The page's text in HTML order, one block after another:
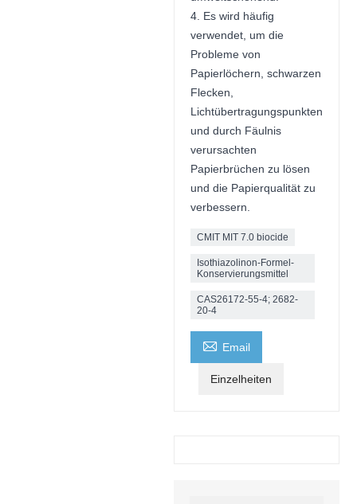
4. Es wird häufig
verwendet, um die
Probleme von
Papierlöchern, schwarzen
Flecken,
Lichtübertragungspunkten
und durch Fäulnis
verursachten
Papierbrüchen zu lösen
und die Papierqualität zu
verbessern.
CMIT MIT 7.0 biocide
Isothiazolinon-Formel-
Konservierungsmittel
CAS26172-55-4; 2682-
20-4
 Email
Einzelheiten